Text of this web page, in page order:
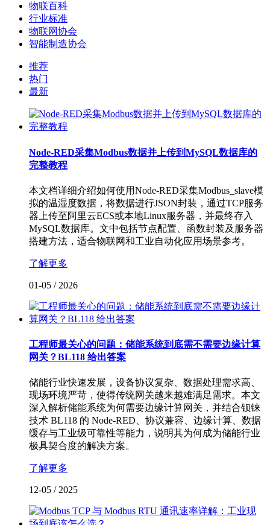
物联百科
行业标准
物联网协会
智能制造协会
推荐
热门
最新
Node-RED采集Modbus数据并上传到MySQL数据库的
完整教程
本文档详细介绍如何使用Node-RED采集Modbus_slave模
拟的温湿度数据，将数据进行JSON封装，通过TCP服务
器上传至阿里云ECS或本地Linux服务器，并最终存入
MySQL数据库。文中包括节点配置、函数封装及服务器
搭建方法，适合物联网和工业自动化应用场景参考。
了解更多
01-05 / 2026
工程师最关心的问题：储能系统到底需不需要边缘计算
网关？BL118 给出答案
储能行业快速发展，设备协议复杂、数据处理需求高、
现场环境严苛，使得传统网关越来越难满足需求。本文
深入解析储能系统为何需要边缘计算网关，并结合钡铼
技术 BL118 的 Node-RED、协议兼容、边缘计算、数据
缓存与工业级可靠性等能力，说明其为何成为储能行业
极具契合度的解决方案。
了解更多
12-05 / 2025